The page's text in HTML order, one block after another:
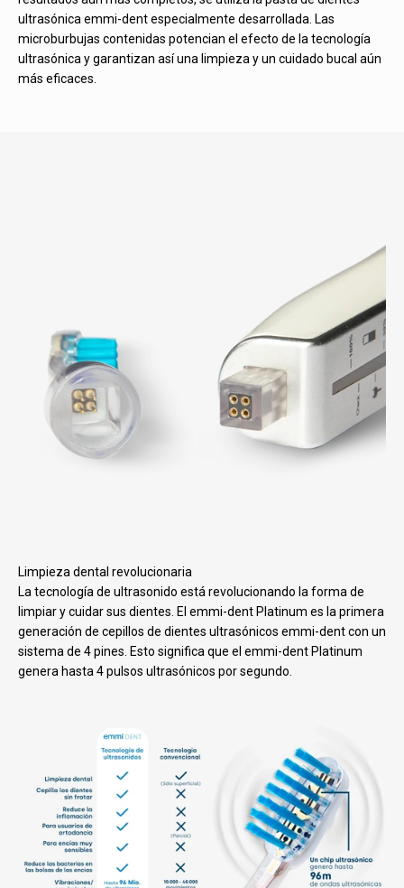
ultrasónica emmi-dent especialmente desarrollada. Las
microburbujas contenidas potencian el efecto de la tecnología
ultrasónica y garantizan así una limpieza y un cuidado bucal aún
más eficaces.
Limpieza dental revolucionaria
La tecnología de ultrasonido está revolucionando la forma de
limpiar y cuidar sus dientes. El emmi-dent Platinum es la primera
generación de cepillos de dientes ultrasónicos emmi-dent con un
sistema de 4 pines. Esto significa que el emmi-dent Platinum
genera hasta 4 pulsos ultrasónicos por segundo.